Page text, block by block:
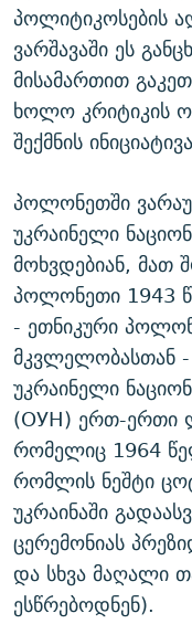
პოლიტიკოსების
ვარშავაში ეს
მისამართით
ხოლო კრიტიკის
შექმნის
პოლონეთში
უკრაინელი
მოხვდებიან, მათ
პოლონეთი 1943
- ეთნიკური
მკვლელობასთან -
უკრაინელი
(ОУН) ერთ-ერთი
რომელიც 1964
რომლის ნეშტი
უკრაინაში
ცერემონიას
და სხვა მაღალი
ესწრებოდნენ).